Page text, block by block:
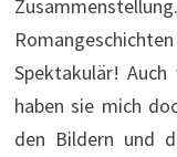
Spektakulär!
haben sie mich
den Bildern und